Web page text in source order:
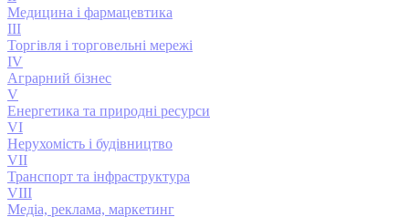
Медицина і фармацевтика
III
Торгівля і торговельні мережі
IV
Аграрний бізнес
V
Енергетика та природні ресурси
VI
Нерухомість і будівництво
VII
Транспорт та інфраструктура
VIII
Медіа, реклама, маркетинг